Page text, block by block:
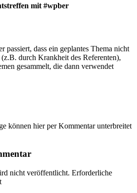
mit #wpber
passiert, dass ein geplantes Thema nicht
durch Krankheit des Referenten),
gesammelt, die dann verwendet
können hier per Kommentar unterbreitet
nicht veröffentlicht. Erforderliche